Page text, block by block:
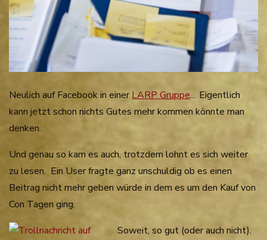
Neulich auf Facebook in einer LARP Gruppe… Eigentlich
kann jetzt schon nichts Gutes mehr kommen könnte man
denken.
Und genau so kam es auch, trotzdem lohnt es sich weiter
zu lesen. Ein User fragte ganz unschuldig ob es einen
Beitrag nicht mehr geben würde in dem es um den Kauf von
Con Tagen ging.
Soweit, so gut (oder auch nicht).